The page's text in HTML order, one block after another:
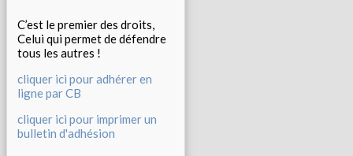
C’est le premier des droits,
Celui qui permet de défendre
tous les autres !
cliquer ici pour adhérer en
ligne par CB
cliquer ici pour imprimer un
bulletin d'adhésion